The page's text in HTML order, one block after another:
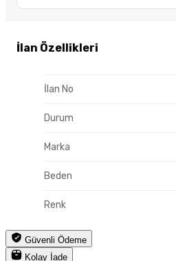
İlan Özellikleri
İlan No
Durum
Marka
Beden
Renk
Güvenli Ödeme
Kolay İade